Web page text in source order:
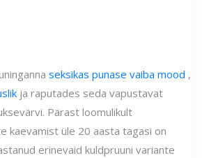
seksikas punase vaiba mood ,
ja raputades seda vapustavat
Pärast loomulikult
kaevamist üle 20 aasta tagasi on
erinevaid kuldpruuni variante